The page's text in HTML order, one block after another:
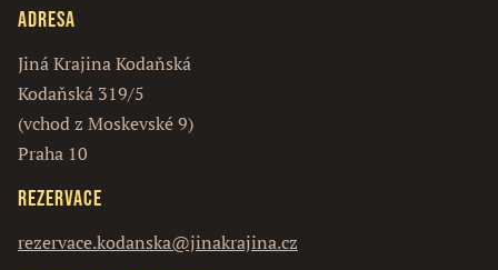
Adresa
Jiná Krajina Kodaňská
Kodaňská 319/5
(vchod z Moskevské 9)
Praha 10
Rezervace
rezervace.kodanska@jinakrajina.cz